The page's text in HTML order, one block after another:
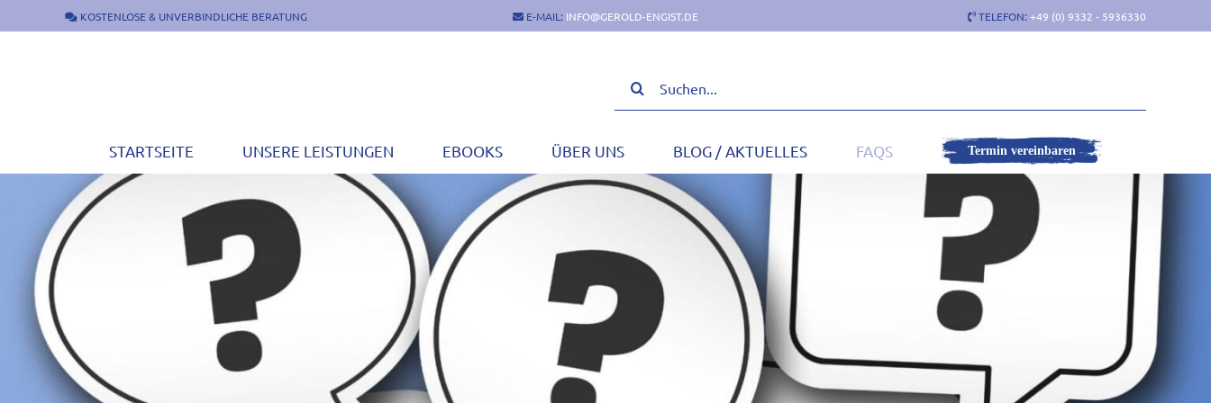
Inhalt
KOSTENLOSE & UNVERBINDLICHE BERATUNG E-MAIL: INFO@GEROLD-ENGIST.DE TELEFON: +49 (0) 9332 - 5936330
Suche
STARTSEITE UNSERE LEISTUNGEN EBOOKS ÜBER UNS BLOG / AKTUELLES FAQS Termin vereinbaren